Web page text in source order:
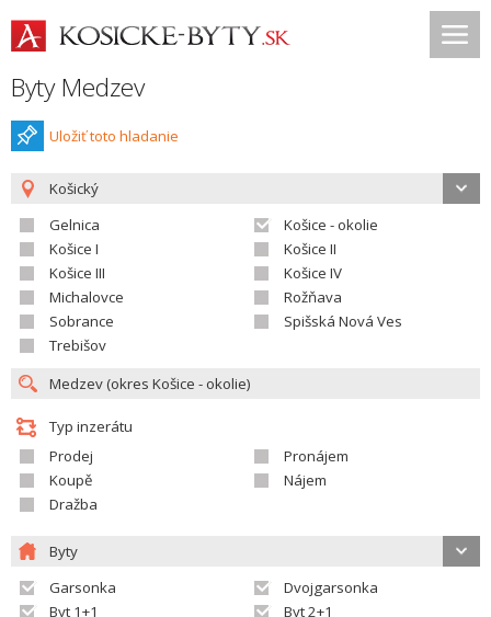
Byty Medzev
Uložiť toto hladanie
Košický
Gelnica
Košice - okolie
Košice I
Košice II
Košice III
Košice IV
Michalovce
Rožňava
Sobrance
Spišská Nová Ves
Trebišov
Typ inzerátu
Prodej
Pronájem
Koupě
Nájem
Dražba
Byty
Garsonka
Dvojgarsonka
Byt 1+1
Byt 2+1